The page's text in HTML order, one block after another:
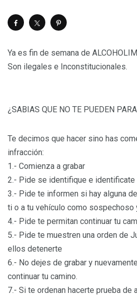
Ya es fin de semana de
Son ilegales e Inconstitucionales.
¿SABIAS QUE NO TE PUEDEN
Te decimos que hacer sino has
infracción:
1.- Comienza a grabar
2.- Pide se identifique e identificate
3.- Pide te informen si hay alguna
ti o a tu vehículo como sospechoso
4.- Pide te permitan continuar tu
5.- Pide te muestren una orden de
ellos detenerte
6.- No dejes de grabar y
continuar tu camino.
7.- Si te ordenan hacerte prueba de